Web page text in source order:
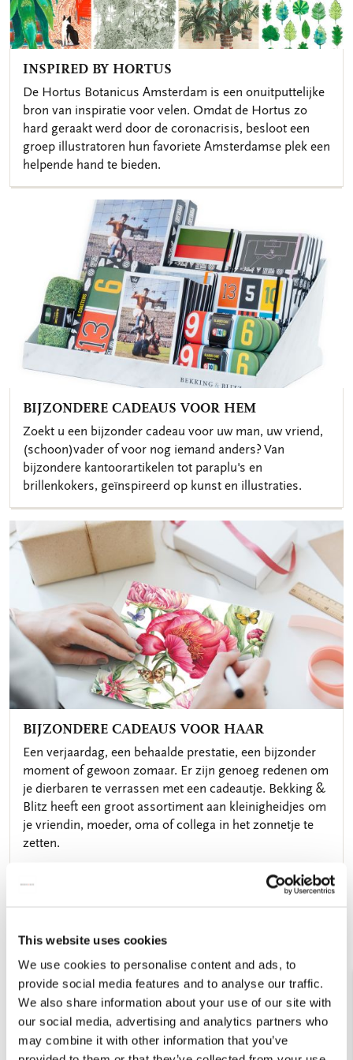
This website uses cookies
We use cookies to personalise content and ads, to
provide social media features and to analyse our traffic.
We also share information about your use of our site with
our social media, advertising and analytics partners who
may combine it with other information that you’ve
INSPIRED BY HORTUS
De Hortus Botanicus Amsterdam is een onuitputtelijke
bron van inspiratie voor velen. Omdat de Hortus zo
hard geraakt werd door de coronacrisis, besloot een
groep illustratoren hun favoriete Amsterdamse plek een
helpende hand te bieden.
BIJZONDERE CADEAUS VOOR HEM
Zoekt u een bijzonder cadeau voor uw man, uw vriend,
(schoon)vader of voor nog iemand anders? Van
bijzondere kantoorartikelen tot paraplu's en
brillenkokers, geïnspireerd op kunst en illustraties.
BIJZONDERE CADEAUS VOOR HAAR
Een verjaardag, een behaalde prestatie, een bijzonder
moment of gewoon zomaar. Er zijn genoeg redenen om
je dierbaren te verrassen met een cadeautje. Bekking &
Blitz heeft een groot assortiment aan kleinigheidjes om
je vriendin, moeder, oma of collega in het zonnetje te
zetten.